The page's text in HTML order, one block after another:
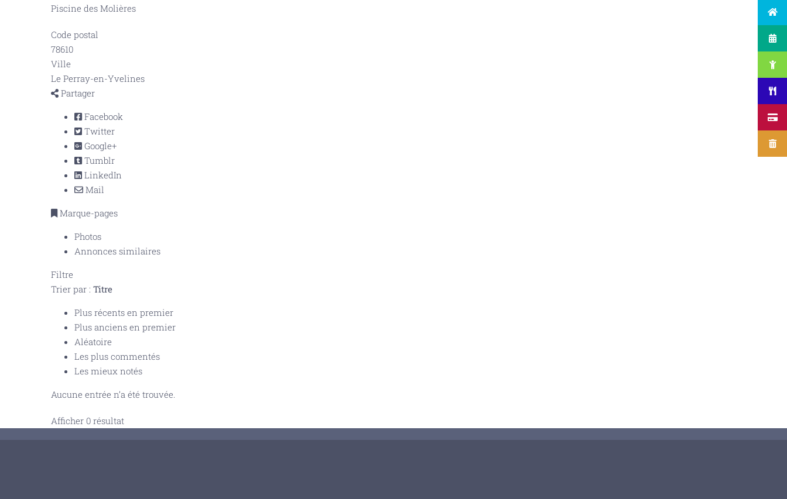
Piscine des Molières
Code postal
78610
Ville
Le Perray-en-Yvelines
Partager
Facebook
Twitter
Google+
Tumblr
LinkedIn
Mail
Marque-pages
Photos
Annonces similaires
Filtre
Trier par : Titre
Plus récents en premier
Plus anciens en premier
Aléatoire
Les plus commentés
Les mieux notés
Aucune entrée n’a été trouvée.
Afficher 0 résultat